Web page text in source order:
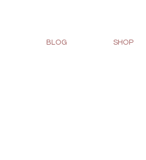
BLOG SHOP